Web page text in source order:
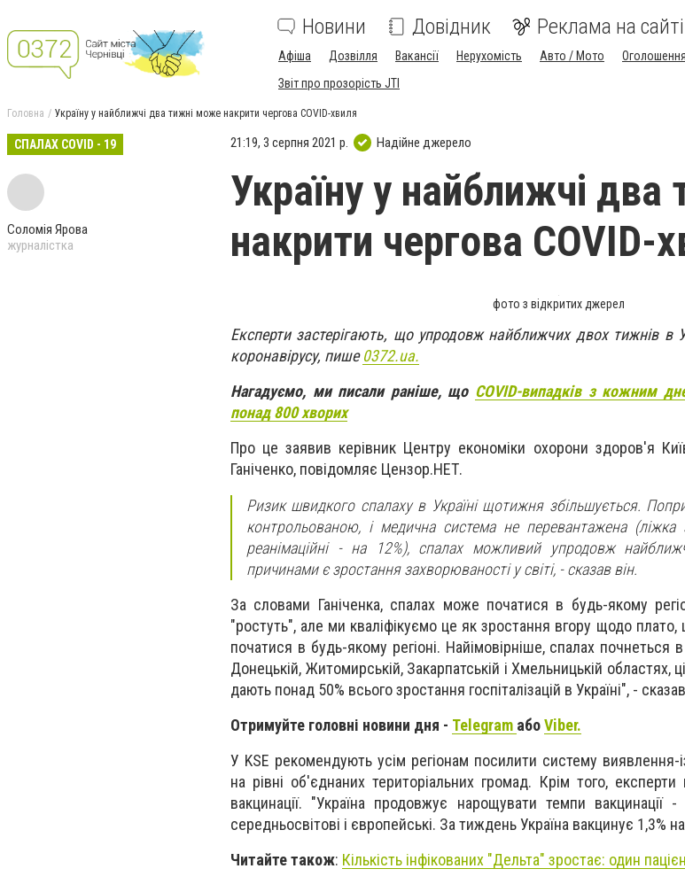
Новини Довідник Реклама на сайті
Афіша Дозвілля Вакансії Нерухомість Авто / Мото Оголошення
Звіт про прозорість JTI
Головна Україну у найближчі два тижні може накрити чергова COVID-хвиля
СПАЛАХ COVID - 19
Соломія Ярова
журналістка
21:19, 3 серпня 2021 р. Надійне джерело
Україну у найближчі
накрити чергова COVID-
фото з відкритих джерел
Експерти застерігають, що упродовж найближчих двох тижнів в
коронавірусу, пише0372.ua.
Нагадуємо, ми писали раніше, що COVID-випадків з кожним
понад 800 хворих
Про це заявив керівник Центру економіки охорони здоров'я
Ганіченко, повідомляє Цензор.НЕТ.
Ризик швидкого спалаху в Україні щотижня збільшується.
контрольованою, і медична система не перевантажена
реанімаційні - на 12%), спалах можливий упродовж
причинами є зростання захворюваності у світі, - сказав він.
За словами Ганіченка, спалах може початися в будь-якому
"ростуть", але ми кваліфікуємо це як зростання вгору щодо
початися в будь-якому регіоні. Найімовірніше, спалах почнеться
Донецькій, Житомирській, Закарпатській і Хмельницькій областях,
дають понад 50% всього зростання госпіталізацій в Україні", -
Отримуйте головні новини дня - Telegram абоViber.
У KSE рекомендують усім регіонам посилити систему виявлення-
на рівні об'єднаних територіальних громад. Крім того,
вакцинації. "Україна продовжує нарощувати темпи
середньосвітові і європейські. За тиждень Україна вакцинує 1,3%
Читайте також: Кількість інфікованих "Дельта" зростає: один